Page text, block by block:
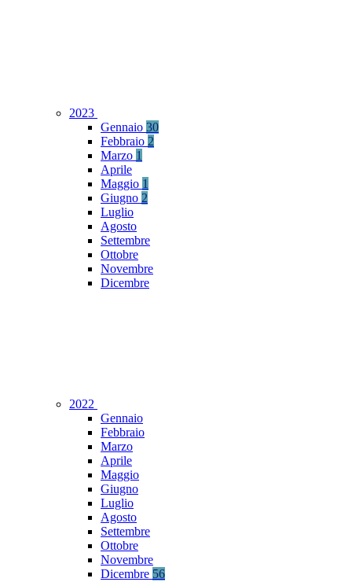
2023
Gennaio 30
Febbraio 2
Marzo 1
Aprile
Maggio 1
Giugno 2
Luglio
Agosto
Settembre
Ottobre
Novembre
Dicembre
2022
Gennaio
Febbraio
Marzo
Aprile
Maggio
Giugno
Luglio
Agosto
Settembre
Ottobre
Novembre
Dicembre 56